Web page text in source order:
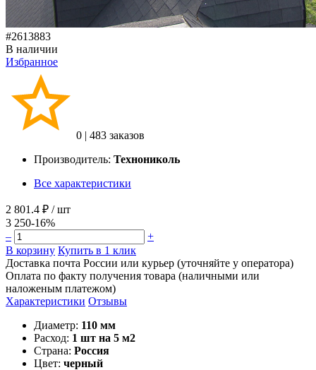
#2613883
В наличии
Избранное
0 | 483 заказов
Производитель: Технониколь
Все характеристики
2 801.4 ₽ / шт
3 250-16%
–
+
В корзину Купить в 1 клик
Доставка почта России или курьер (уточняйте у оператора)
Оплата по факту получения товара (наличными или
наложеным платежом)
Характеристики Отзывы
Диаметр: 110 мм
Расход: 1 шт на 5 м2
Страна: Россия
Цвет: черный